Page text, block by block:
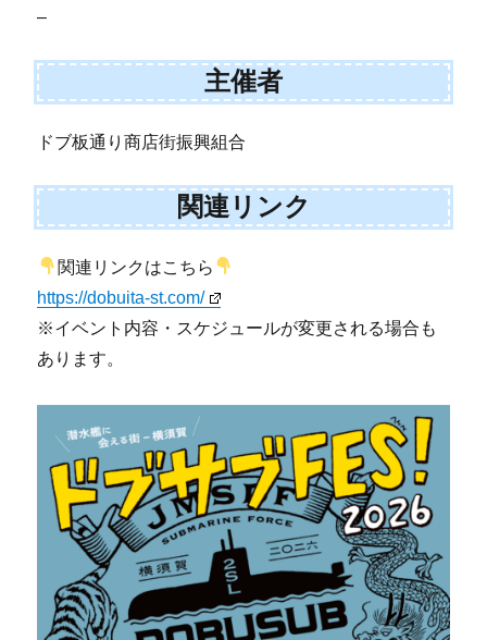
–
主催者
ドブ板通り商店街振興組合
関連リンク
関連リンクはこちら
https://dobuita-st.com/
※イベント内容・スケジュールが変更される場合も
あります。